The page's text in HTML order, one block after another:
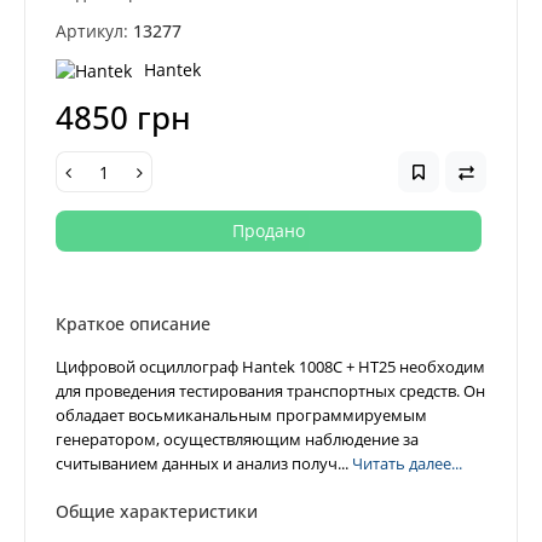
Артикул: 13277
Hantek
4850 грн
Продано
Краткое описание
Цифровой осциллограф Hantek 1008C + HT25 необходим
для проведения тестирования транспортных средств. Он
обладает восьмиканальным программируемым
генератором, осуществляющим наблюдение за
считыванием данных и анализ получ... Читать далее...
Общие характеристики